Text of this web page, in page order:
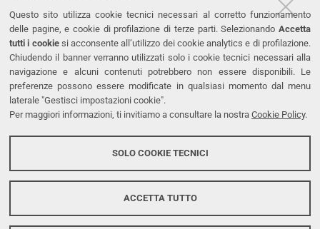
Questo sito utilizza cookie tecnici necessari al corretto funzionamento
delle pagine, e cookie di profilazione di terze parti. Selezionando Accetta
tutti i cookiesi acconsente all’utilizzo dei cookie analytics e di profilazione.
Chiudendo il banner verranno utilizzati solo i cookie tecnici necessari alla
navigazione e alcuni contenuti potrebbero non essere disponibili. Le
preferenze possono essere modificate in qualsiasi momento dal menu
laterale "Gestisci impostazioni cookie".
Per maggiori informazioni, ti invitiamo a consultare la nostra Cookie Policy.
SOLO COOKIE TECNICI
ACCETTA TUTTO
Tel. +39 0532 293111
Fax. +39 0532 293031
PEC
LINKS
Dichiarazione di accessibilità
Protezione dati personali